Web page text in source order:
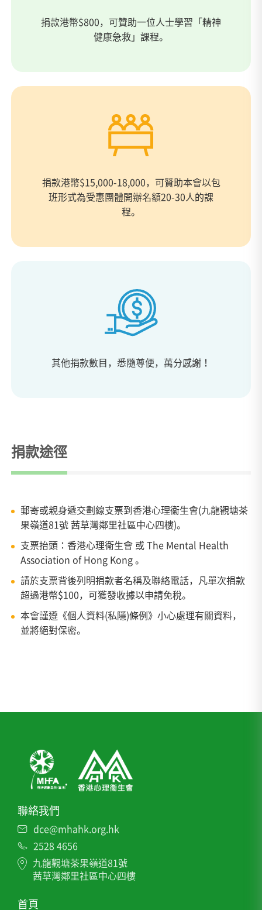
捐款港幣$800，可贊助一位人士學習「精神
健康急救」課程。
捐款港幣$15,000-18,000，可贊助本會以包
班形式為受惠團體開辦名額20-30人的課
程。
其他捐款數目，悉隨尊便，萬分感謝！
捐款途徑
郵寄或親身遞交劃線支票到香港心理衞生會(九龍觀塘茶
果嶺道81號 茜草灣鄰里社區中心四樓)。
支票抬頭：香港心理衞生會 或 The Mental Health
Association of Hong Kong 。
請於支票背後列明捐款者名稱及聯絡電話，凡單次捐款
超過港幣$100，可獲發收據以申請免稅。
本會謹遵《個人資料(私隱)條例》小心處理有關資料，
並將絕對保密。
聯絡我們
dce@mhahk.org.hk
2528 4656
九龍觀塘茶果嶺道81號
茜草灣鄰里社區中心四樓
首頁